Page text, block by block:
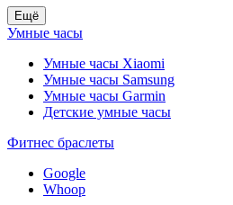
Ещё
Умные часы
Умные часы Xiaomi
Умные часы Samsung
Умные часы Garmin
Детские умные часы
Фитнес браслеты
Google
Whoop